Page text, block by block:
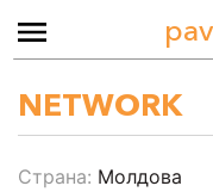
NETWORK
Страна: Молдова